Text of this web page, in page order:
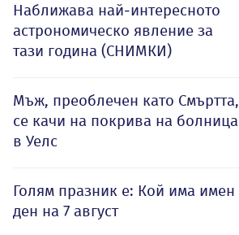
Наближава най-интересното
астрономическо явление за
тази година (СНИМКИ)
Мъж, преоблечен като Смъртта,
се качи на покрива на болница
в Уелс
Голям празник е: Кой има имен
ден на 7 август